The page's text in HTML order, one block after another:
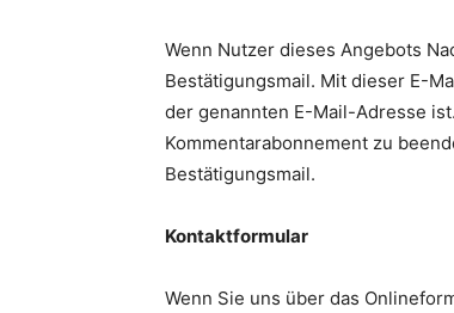
Wenn Nutzer dieses Angebots
Bestätigungsmail. Mit dieser E-
der genannten E-Mail-Adresse
Kommentarabonnement zu
Bestätigungsmail.
Kontaktformular
Wenn Sie uns über das